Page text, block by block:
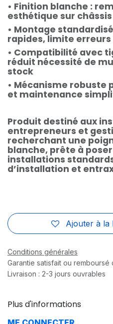
• Finition blanche :
esthétique sur
• Montage
rapides, limite
• Compatibilité avec
réduit nécessité de
stock
• Mécanisme robuste
et maintenance
Produit destiné aux
entrepreneurs et
recherchant une
blanche, prête à
installations
d’installation et
Ajouter à la
Conditions générales
Garantie satisfait ou remboursé
Livraison : 2-3 jours ouvrables
Plus d'informations